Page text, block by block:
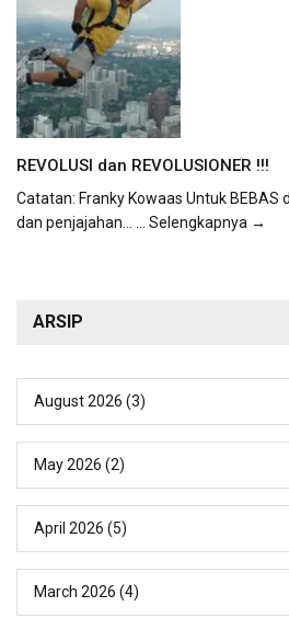
REVOLUSI dan REVOLUSIONER !!!
Catatan: Franky Kowaas Untuk BEBAS
dan penjajahan...
... Selengkapnya →
ARSIP
August 2026 (3)
May 2026 (2)
April 2026 (5)
March 2026 (4)